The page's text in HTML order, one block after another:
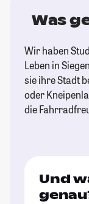
Was
Wir haben
Leben in
sie ihre Stadt
oder
die
Und